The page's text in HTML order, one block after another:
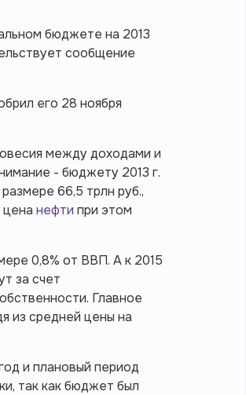
бюджете на 2013
сообщение
его 28 ноября
между доходами и
- бюджету 2013 г.
66,5 трлн руб.,
цена нефти при этом
0,8% от ВВП. А к 2015
за счет
Главное
из средней цены на
и плановый период
так как бюджет был